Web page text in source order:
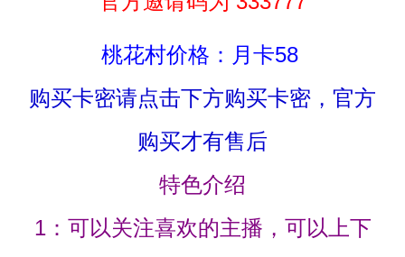
桃花村价格：月卡58
购买卡密请点击下方购买卡密，官方
购买才有售后
特色介绍
1：可以关注喜欢的主播，可以上下